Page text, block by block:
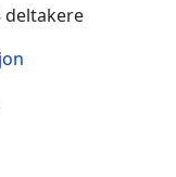
deltakere